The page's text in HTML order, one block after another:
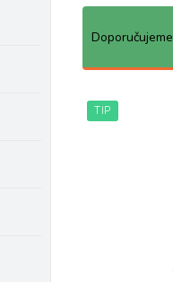
Ř
e
Doporučujeme
V
ý TIP